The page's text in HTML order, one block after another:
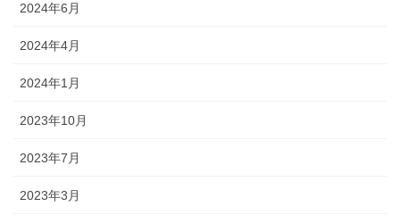
2024年6月
2024年4月
2024年1月
2023年10月
2023年7月
2023年3月